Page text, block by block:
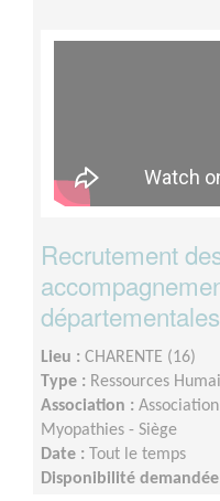
Recrutement
Lieu : CHARENTE (16)
Type : Ressources
Association :
Myopathies - Siège
Date :
Tout le temps
Disponibilité demandée